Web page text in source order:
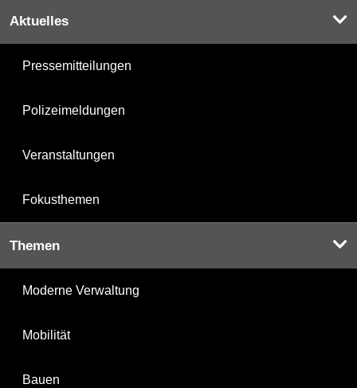
Aktuelles
Pressemitteilungen
Polizeimeldungen
Veranstaltungen
Fokusthemen
Themen
Moderne Verwaltung
Mobilität
Bauen